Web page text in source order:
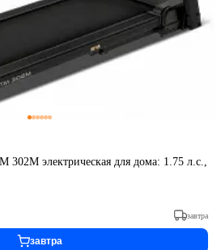
302M электрическая для дома: 1.75 л.с.,
завтра
завтра